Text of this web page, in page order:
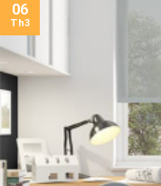
06
Th3